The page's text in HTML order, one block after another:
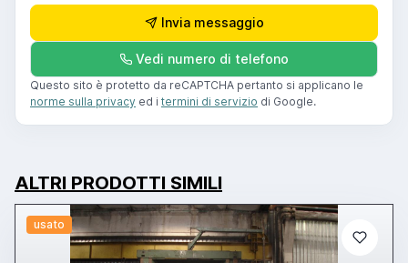
Invia messaggio
Vedi numero di telefono
Questo sito è protetto da reCAPTCHA pertanto si applicano le
norme sulla privacy ed i termini di servizio di Google.
ALTRI PRODOTTI SIMILI
usato